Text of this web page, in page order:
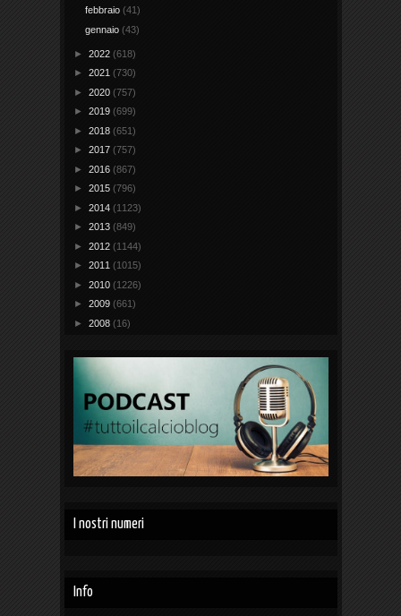
febbraio (41)
gennaio (43)
► 2022 (618)
► 2021 (730)
► 2020 (757)
► 2019 (699)
► 2018 (651)
► 2017 (757)
► 2016 (867)
► 2015 (796)
► 2014 (1123)
► 2013 (849)
► 2012 (1144)
► 2011 (1015)
► 2010 (1226)
► 2009 (661)
► 2008 (16)
I nostri numeri
Info